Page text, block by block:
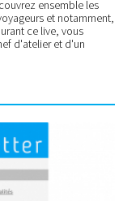
ensemble les
et notamment,
ce live, vous
d'atelier et d'un